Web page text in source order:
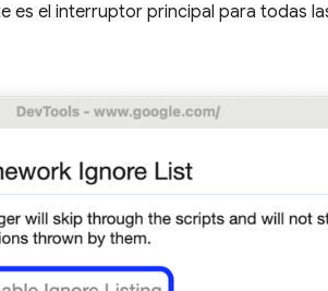
es el interruptor principal para todas